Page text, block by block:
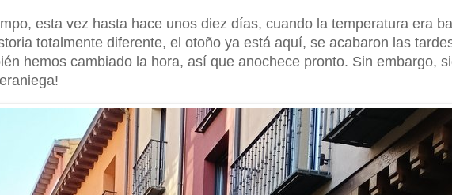
esta vez hasta hace unos diez días, cuando la temperatura era
totalmente diferente, el otoño ya está aquí, se acabaron las
hemos cambiado la hora, así que anochece pronto. Sin embargo,